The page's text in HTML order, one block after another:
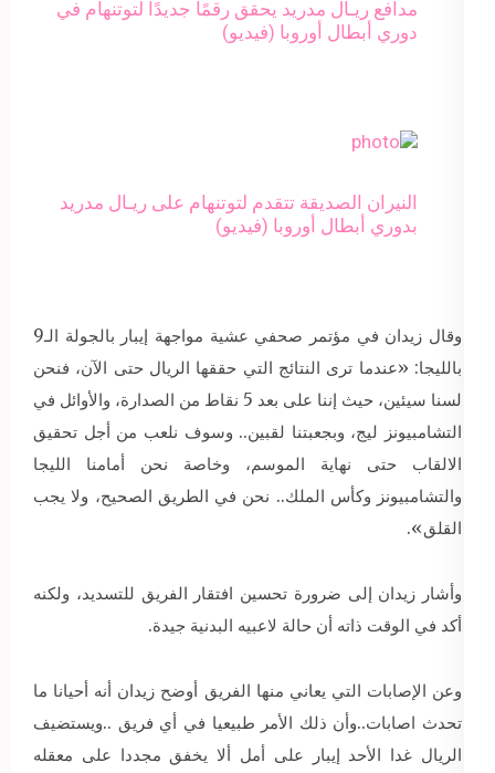
مدافع ريـال مدريد يحقق رقمًا جديدًا لتوتنهام في
دوري أبطال أوروبا (فيديو)
النيران الصديقة تتقدم لتوتنهام على ريـال مدريد
بدوري أبطال أوروبا (فيديو)
وقال زيدان في مؤتمر صحفي عشية مواجهة إيبار بالجولة الـ9
بالليجا: «عندما ترى النتائج التي حققها الريال حتى الآن، فنحن
لسنا سيئين، حيث إننا على بعد 5 نقاط من الصدارة، والأوائل في
التشامبيونز ليج، وبجعبتنا لقبين.. وسوف نلعب من أجل تحقيق
الالقاب حتى نهاية الموسم، وخاصة نحن أمامنا الليجا
والتشامبيونز وكأس الملك.. نحن في الطريق الصحيح، ولا يجب
القلق».
وأشار زيدان إلى ضرورة تحسين افتقار الفريق للتسديد، ولكنه
أكد في الوقت ذاته أن حالة لاعبيه البدنية جيدة.
وعن الإصابات التي يعاني منها الفريق أوضح زيدان أنه أحيانا ما
تحدث اصابات..وأن ذلك الأمر طبيعيا في أي فريق ..ويستضيف
الريال غدا الأحد إيبار على أمل ألا يخفق مجددا على معقله